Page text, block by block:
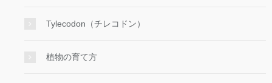
Tylecodon（チレコドン）
植物の育て方